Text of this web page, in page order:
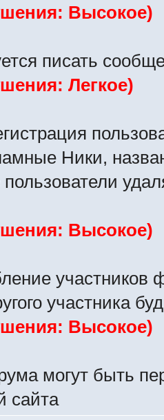
Высокое)
писать
Легкое)
Ники,
Высокое)
участников
участника
Высокое)
могут быть
сайта